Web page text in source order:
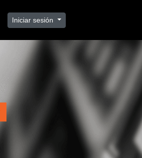
Iniciar sesión